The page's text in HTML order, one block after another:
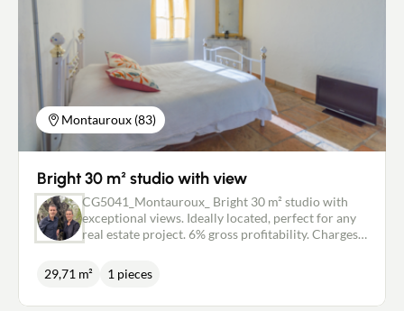
Montauroux (83)
Bright 30 m² studio with view
CG5041_Montauroux_ Bright 30 m² studio with
exceptional views. Ideally located, perfect for any
real estate project. 6% gross profitability. Charges:
Price: €95,000
29,71 m² 1 pieces